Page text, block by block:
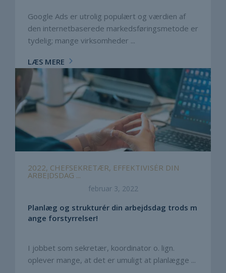
Google Ads er utrolig populært og værdien af
den internetbaserede markedsføringsmetode er
tydelig; mange virksomheder ...
LÆS MERE
2022, CHEFSEKRETÆR, EFFEKTIVISÉR DIN
ARBEJDSDAG ...
februar 3, 2022
Planlæg og strukturér din arbejdsdag trods m
ange forstyrrelser!
I jobbet som sekretær, koordinator o. lign.
oplever mange, at det er umuligt at planlægge ...